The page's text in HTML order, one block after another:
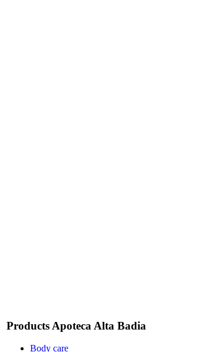
Products Apoteca Alta Badia
Body care